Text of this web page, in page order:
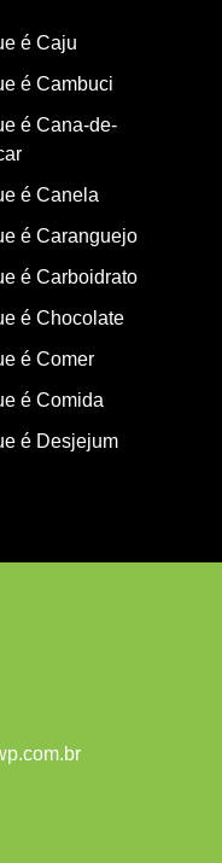
é Caju
é Cambuci
é Cana-de-
é Canela
é Caranguejo
é Carboidrato
é Chocolate
é Comer
é Comida
é Desjejum